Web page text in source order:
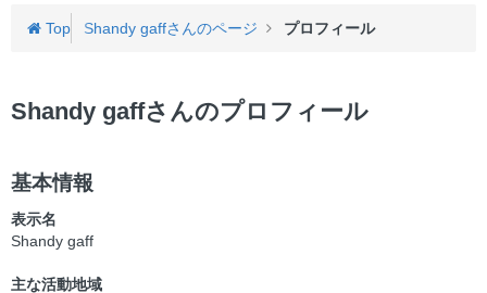
Top Shandy gaffさんのページ プロフィール
Shandy gaffさんのプロフィール
基本情報
表示名
Shandy gaff
主な活動地域